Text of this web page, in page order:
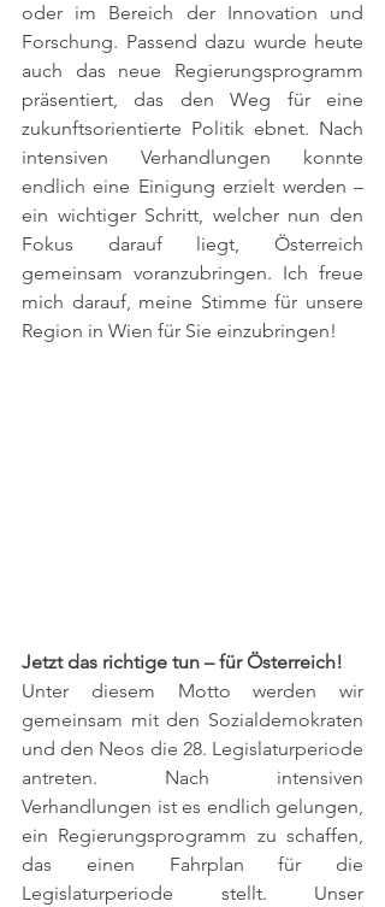
oder im Bereich der Innovation und
Forschung. Passend dazu wurde heute
auch das neue Regierungsprogramm
präsentiert, das den Weg für eine
zukunftsorientierte Politik ebnet. Nach
intensiven Verhandlungen konnte
endlich eine Einigung erzielt werden –
ein wichtiger Schritt, welcher nun den
Fokus darauf liegt, Österreich
gemeinsam voranzubringen. Ich freue
mich darauf, meine Stimme für unsere
Region in Wien für Sie einzubringen!
Jetzt das richtige tun – für Österreich!
Unter diesem Motto werden wir
gemeinsam mit den Sozialdemokraten
und den Neos die 28. Legislaturperiode
antreten. Nach intensiven
Verhandlungen ist es endlich gelungen,
ein Regierungsprogramm zu schaffen,
das einen Fahrplan für die
Legislaturperiode stellt. Unser